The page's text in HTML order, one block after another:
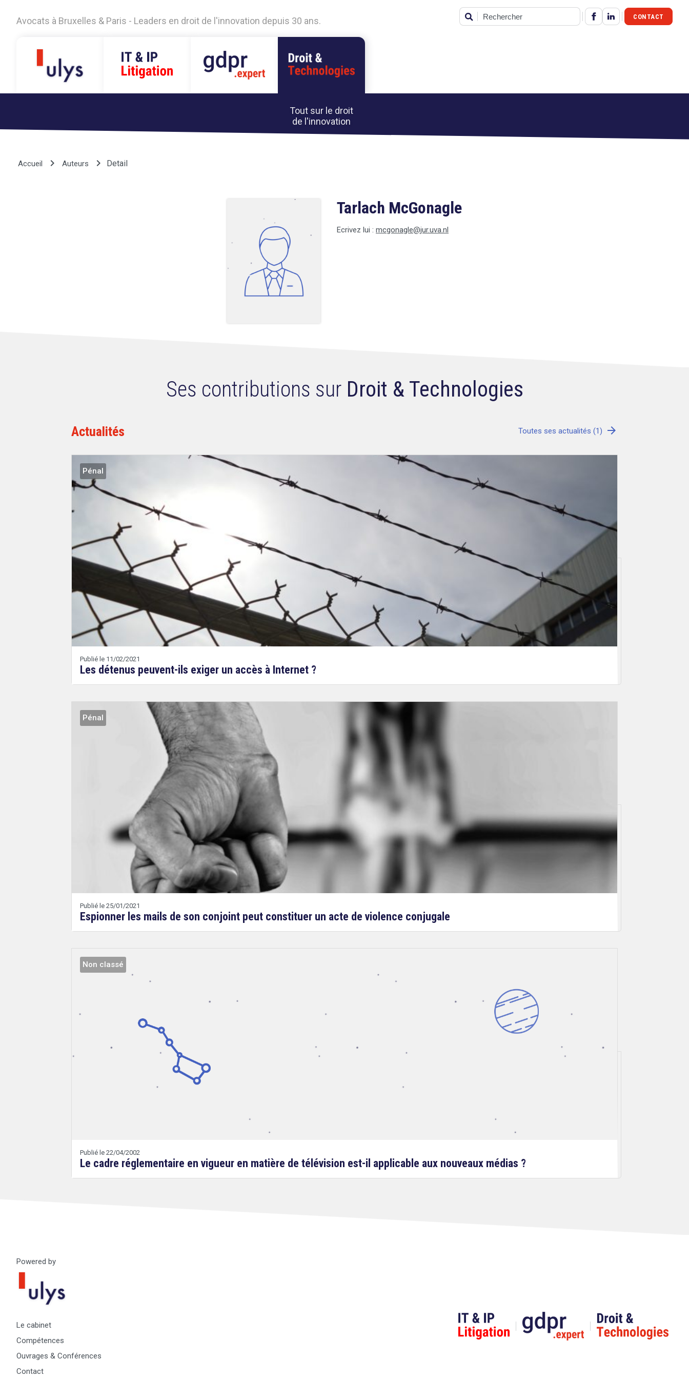
Avocats à Bruxelles & Paris - Leaders en droit de l'innovation depuis 30 ans. Rechercher
CONTACT
Tout sur le droit
de l'innovation
Accueil keyboard_arrow_right Auteurs keyboard_arrow_right Detail
Tarlach McGonagle
Ecrivez lui : mcgonagle@jur.uva.nl
Ses contributions sur Droit & Technologies
Actualités Toutes ses actualités (1) arrow_forward
Pénal
Publié le 11/02/2021
Les détenus peuvent-ils exiger un accès à Internet ?
Pénal
Publié le 25/01/2021
Espionner les mails de son conjoint peut constituer un acte de violence conjugale
&
Non classé
Publié le 22/04/2002
Le cadre réglementaire en vigueur en matière de télévision est-il applicable aux nouveaux médias ?
search
Powered by
Le cabinet
Compétences
Ouvrages & Conférences
Contact